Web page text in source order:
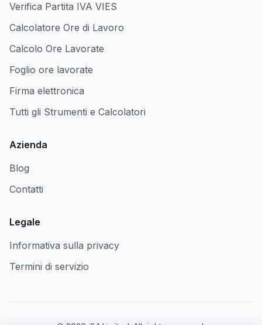
Verifica Partita IVA VIES
Calcolatore Ore di Lavoro
Calcolo Ore Lavorate
Foglio ore lavorate
Firma elettronica
Tutti gli Strumenti e Calcolatori
Azienda
Blog
Contatti
Legale
Informativa sulla privacy
Termini di servizio